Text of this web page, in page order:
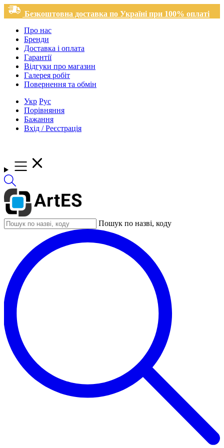
Безкоштовна доставка по Україні при 100% оплаті
Про нас
Бренди
Доставка і оплата
Гарантії
Відгуки про магазин
Галерея робіт
Повернення та обмін
Укр Рус
Порівняння
Бажання
Вхід / Реєстрація
Пошук по назві, коду